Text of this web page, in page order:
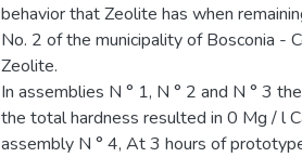
behavior that Zeolite has when
No. 2 of the municipality of Bosconia -
Zeolite.
In assemblies N ° 1, N ° 2 and N ° 3
the total hardness resulted in 0 Mg / l
assembly N ° 4, At 3 hours of